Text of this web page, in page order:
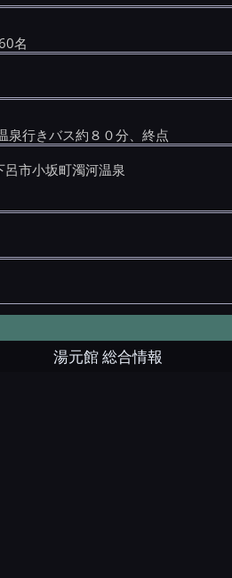
名
行きバス約８０分、終点
市小坂町濁河温泉
湯元館 総合情報